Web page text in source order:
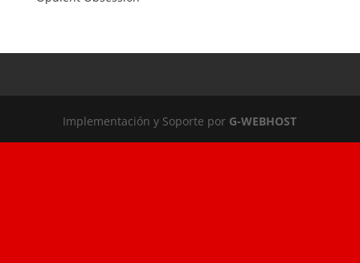
Implementación y Soporte por G-WEBHOST